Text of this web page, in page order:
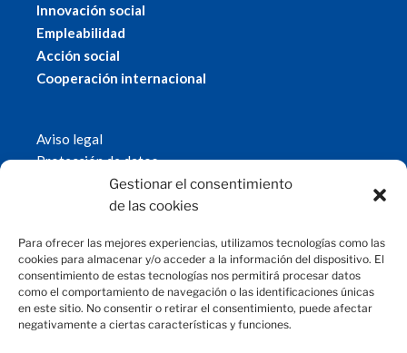
Gestionar el consentimiento
de las cookies
Para ofrecer las mejores experiencias, utilizamos tecnologías como las
cookies para almacenar y/o acceder a la información del dispositivo. El
consentimiento de estas tecnologías nos permitirá procesar datos
como el comportamiento de navegación o las identificaciones únicas
en este sitio. No consentir o retirar el consentimiento, puede afectar
negativamente a ciertas características y funciones.
Innovación social
Empleabilidad
Acción social
Cooperación internacional
Aviso legal
Protección de datos
Política de cookies
© 2019 Fundación Magtel.
CONTACTO
fundacion@magtel.es